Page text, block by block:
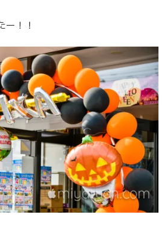
ー！！